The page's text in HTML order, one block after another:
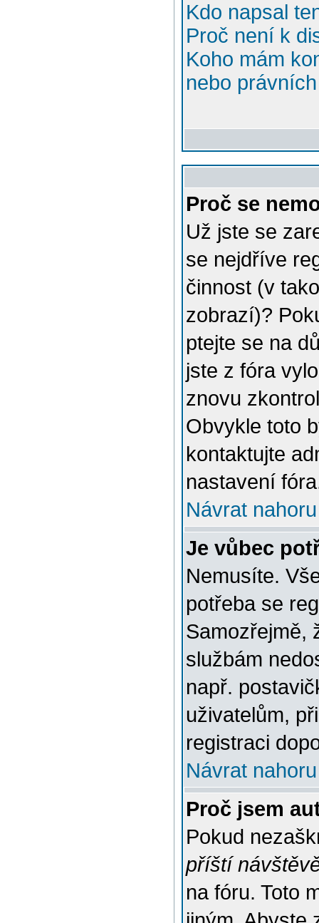
Kdo napsal
Proč není k
Koho mám
nebo
Proč se
Už jste se
se nejdříve
činnost (v
zobrazí)?
ptejte se na
jste z fóra
znovu
Obvykle toto
kontaktujte
nastavení
Návrat nahoru
Je vůbec
Nemusíte.
potřeba se
Samozřejmě,
službám
např.
uživatelům,
registraci
Návrat nahoru
Proč jsem
Pokud
příští
na fóru. Toto